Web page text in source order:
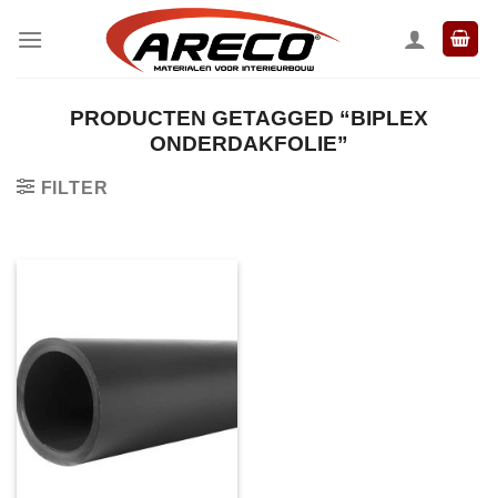
naar
PRODUCTEN GETAGGED “BIPLEX
ONDERDAKFOLIE”
FILTER